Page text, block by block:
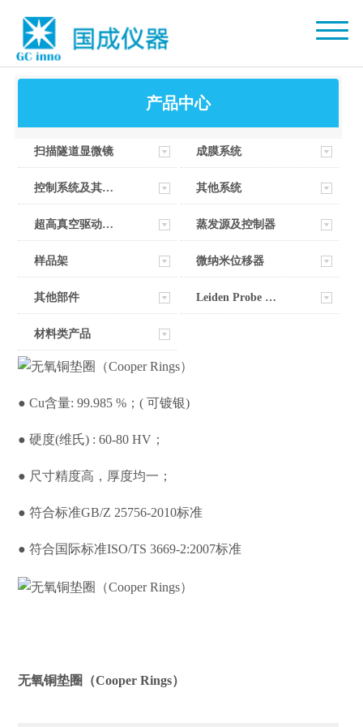
产品中心
扫描隧道显微镜 成膜系统
控制系统及其软件 其他系统
超高真空驱动器部件 蒸发源及控制器
样品架 微纳米位移器
其他部件 Leiden Probe Microscopy
材料类产品
● Cu含量: 99.985 %；( 可镀银)
● 硬度(维氏) : 60-80 HV；
● 尺寸精度高，厚度均一；
● 符合标准GB/Z 25756-2010标准
● 符合国际标准ISO/TS 3669-2:2007标准
无氧铜垫圈（Cooper Rings）